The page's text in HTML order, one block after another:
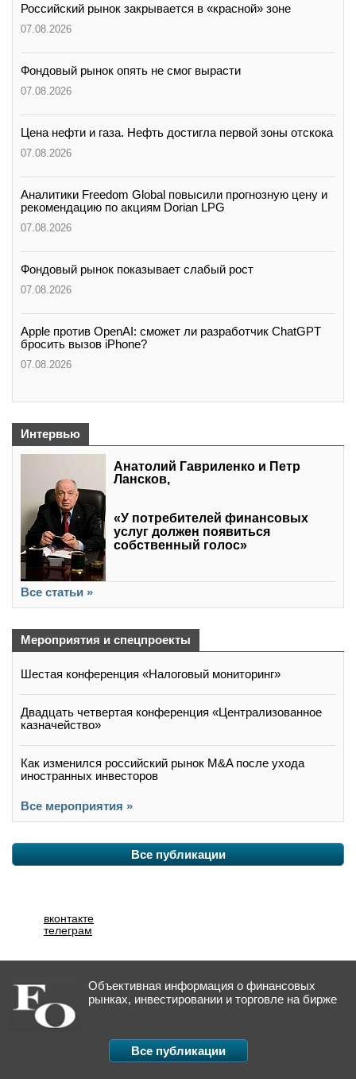
Российский рынок закрывается в «красной» зоне
07.08.2026
Фондовый рынок опять не смог вырасти
07.08.2026
Цена нефти и газа. Нефть достигла первой зоны отскока
07.08.2026
Аналитики Freedom Global повысили прогнозную цену и
рекомендацию по акциям Dorian LPG
07.08.2026
Фондовый рынок показывает слабый рост
07.08.2026
Apple против OpenAI: сможет ли разработчик ChatGPT
бросить вызов iPhone?
07.08.2026
Интервью
Анатолий Гавриленко и Петр
Лансков,
«У потребителей финансовых
услуг должен появиться
собственный голос»
Все статьи »
Мероприятия и спецпроекты
Шестая конференция «Налоговый мониторинг»
Двадцать четвертая конференция «Централизованное
казначейство»
Как изменился российский рынок M&A после ухода
иностранных инвесторов
Все мероприятия »
Все публикации
вконтакте
телеграм
Объективная информация о финансовых
рынках, инвестировании и торговле на бирже
Все публикации